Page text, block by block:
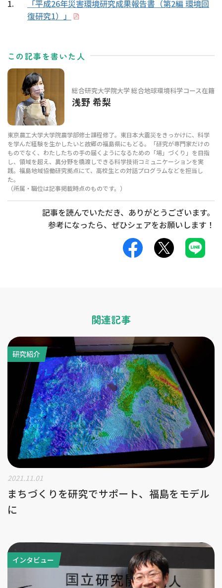
「平成26年災害環境研究成果報告書（第2編 環境回
復研究1）」
この記事を書いた人
浅野 希梨
総合研究大学院大学 総合地球環境科学コース在籍
東京農工大学大学院農学部修士課程修了。東日本大震災をきっかけに、科学
を学んだ経験を生かしたいと故郷の福島県にもどる。「研究が専門家だけの
ものでなく、わたしたちの手の届くようになるための「場」づくり」を目指
し、領域を超え、異分野を橋渡しできる科学技術コミュニケーションを実
践。福島地域協働研究拠点にて、高校生との対話プログラムなどを担当し
た。
（所属・職位は記事掲載時点のものです。）
記事を読んでいただき、ありがとうございます。
参考になったら、ぜひシェアをお願いします！
関連記事
まちづくりを研究でサポート、福島をモデル
に
2021.11.01
研究紹介
インタビュー